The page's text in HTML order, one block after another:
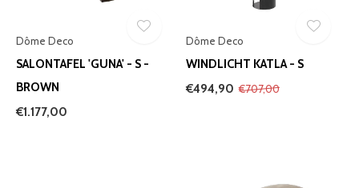
Dôme Deco
SALONTAFEL 'GUNA' - S -
BROWN
€1.177,00
Dôme Deco
WINDLICHT KATLA - S
€494,90 €707,00